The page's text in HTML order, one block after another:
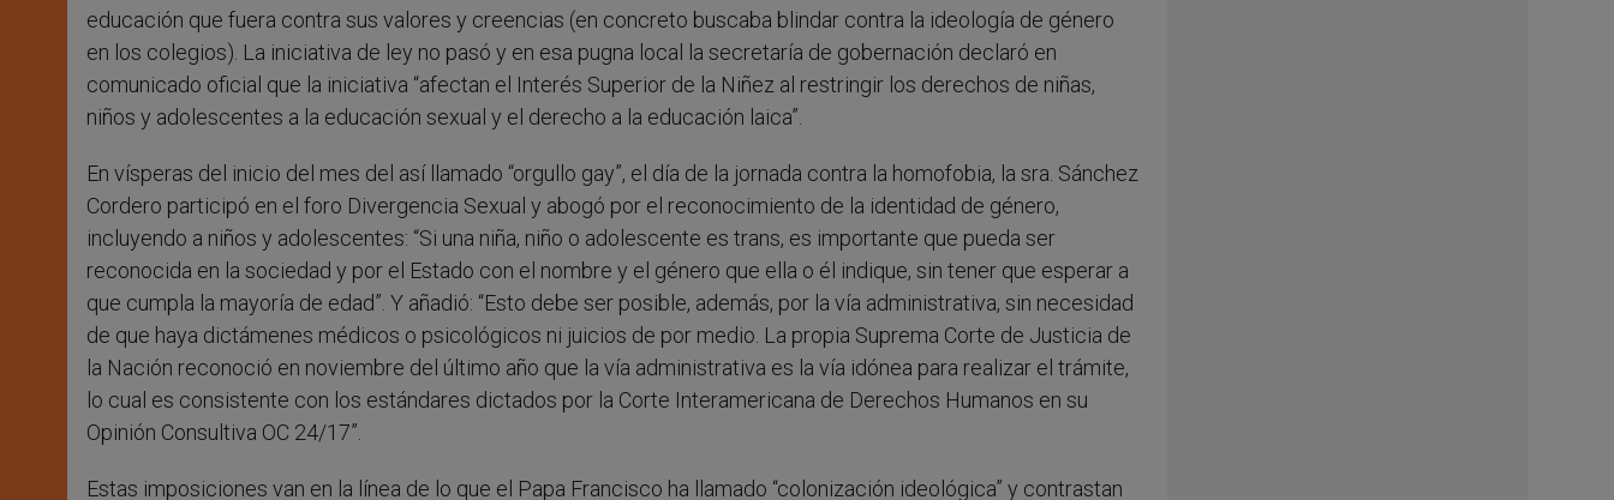
educación que fuera contra sus valores y creencias (en concreto buscaba blindar contra la ideología de género
en los colegios). La iniciativa de ley no pasó y en esa pugna local la secretaría de gobernación declaró en
comunicado oficial que la iniciativa “afectan el Interés Superior de la Niñez al restringir los derechos de niñas,
niños y adolescentes a la educación sexual y el derecho a la educación laica”.
En vísperas del inicio del mes del así llamado “orgullo gay”, el día de la jornada contra la homofobia, la sra. Sánchez
Cordero participó en el foro Divergencia Sexual y abogó por el reconocimiento de la identidad de género,
incluyendo a niños y adolescentes: “Si una niña, niño o adolescente es trans, es importante que pueda ser
reconocida en la sociedad y por el Estado con el nombre y el género que ella o él indique, sin tener que esperar a
que cumpla la mayoría de edad”. Y añadió: “Esto debe ser posible, además, por la vía administrativa, sin necesidad
de que haya dictámenes médicos o psicológicos ni juicios de por medio. La propia Suprema Corte de Justicia de
la Nación reconoció en noviembre del último año que la vía administrativa es la vía idónea para realizar el trámite,
lo cual es consistente con los estándares dictados por la Corte Interamericana de Derechos Humanos en su
Opinión Consultiva OC 24/17”.
Estas imposiciones van en la línea de lo que el Papa Francisco ha llamado “colonización ideológica” y contrastan